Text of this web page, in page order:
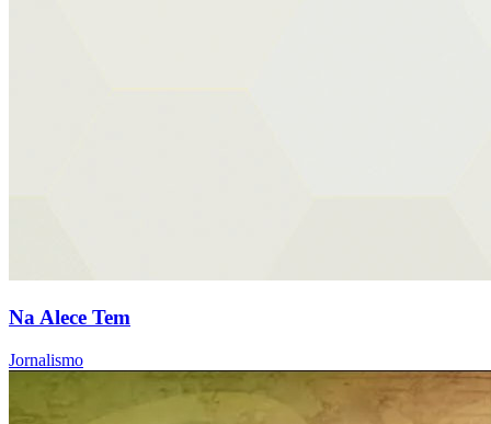
Na Alece Tem
Jornalismo